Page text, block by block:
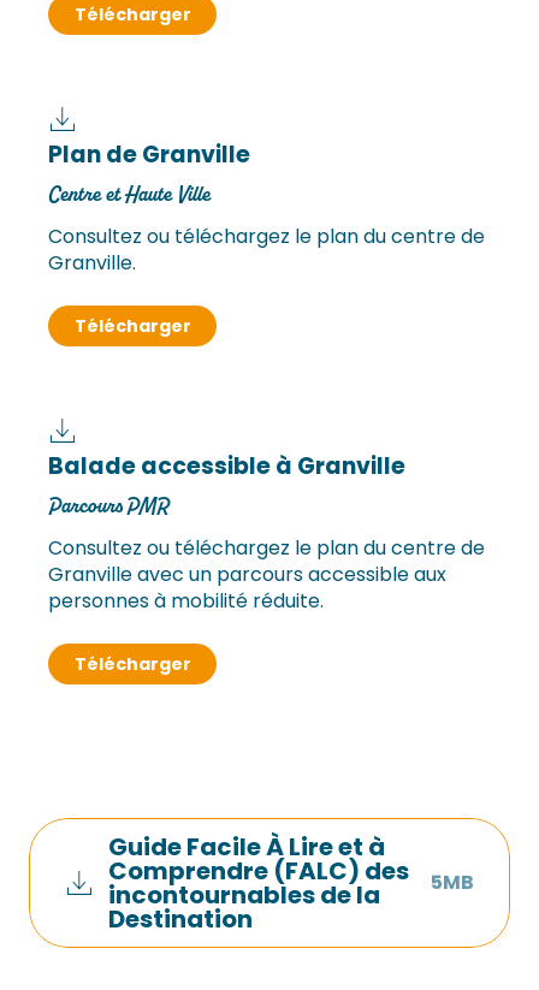
Télécharger
Plan de Granville
Centre et Haute Ville
Consultez ou téléchargez le plan du centre de
Granville.
Télécharger
Balade accessible à Granville
Parcours PMR
Consultez ou téléchargez le plan du centre de
Granville avec un parcours accessible aux
personnes à mobilité réduite.
Télécharger
Guide Facile À Lire et à
Comprendre (FALC) des
incontournables de la
Destination
5MB